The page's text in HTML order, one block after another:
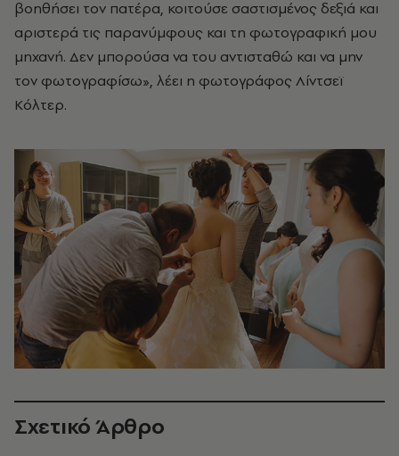
βοηθήσει τον πατέρα, κοιτούσε σαστισμένος δεξιά και
αριστερά τις παρανύμφους και τη φωτογραφική μου
μηχανή. Δεν μπορούσα να του αντισταθώ και να μην
τον φωτογραφίσω», λέει η φωτογράφος Λίντσεϊ
Κόλτερ.
Σχετικό Άρθρο